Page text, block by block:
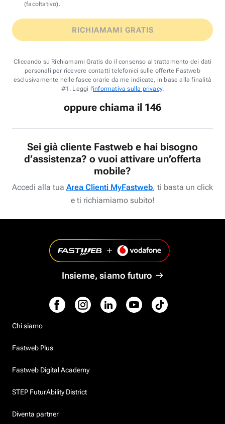
(facoltativo).
RICHIAMAMI GRATIS
Cliccando su Richiamami Gratis do il consenso al trattamento dei dati
personali per ricevere contatti telefonici sulle offerte Fastweb
esclusivamente nelle fasce orarie da me indicate, in base alla finalità
#1. Leggi l'informativa sulla privacy.
oppure chiama il 146
Sei già cliente Fastweb e hai bisogno
d’assistenza? o vuoi attivare un’offerta
mobile?
Accedi alla tua Area Clienti MyFastweb, ti basta un click
e ti richiamiamo subito!
Insieme, siamo futuro
Chi siamo
Fastweb Plus
Fastweb Digital Academy
STEP FuturAbility District
Diventa partner